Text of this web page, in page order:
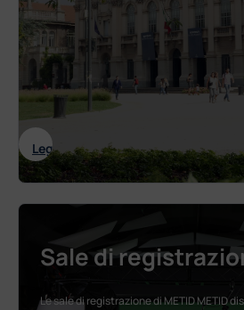
Leggi tutto: POK – Polimi Open
Sale di
Le sale di registrazione di METID METID